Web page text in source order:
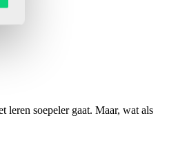
leren soepeler gaat. Maar, wat als